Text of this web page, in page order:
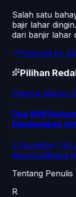
Salah satu
bajir lahar
dari banjir lahar
Powered by
Pilihan
Pekerja Migran
Dua WNI
Dipulangkan
S Nurafifa·
06
#gunung#jawa
Tentang Penulis
R